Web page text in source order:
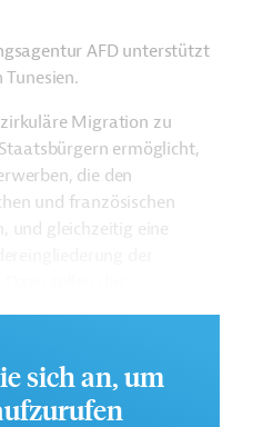
AFD unterstützt
zirkuläre Migration zu
ermöglicht,
die den
und französischen
und gleichzeitig eine
in Sousse und
werden.
ist bis Juni 2028 geplant.
sich an, um